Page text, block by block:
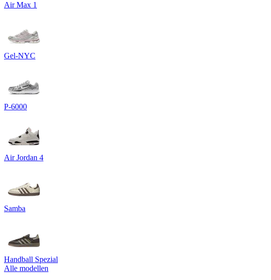
Air Max 1
Gel-NYC
P-6000
Air Jordan 4
Samba
Handball Spezial
Alle modellen